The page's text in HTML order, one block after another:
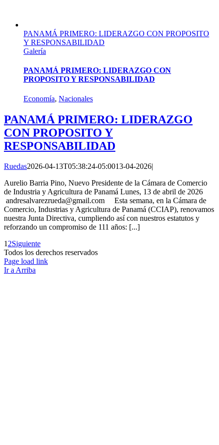
PANAMÁ PRIMERO: LIDERAZGO CON PROPOSITO
Y RESPONSABILIDAD
Galería
PANAMÁ PRIMERO: LIDERAZGO CON
PROPOSITO Y RESPONSABILIDAD
Economía, Nacionales
PANAMÁ PRIMERO: LIDERAZGO
CON PROPOSITO Y
RESPONSABILIDAD
Ruedas2026-04-13T05:38:24-05:0013-04-2026|
Aurelio Barria Pino, Nuevo Presidente de la Cámara de Comercio
de Industria y Agricultura de Panamá Lunes, 13 de abril de 2026
andresalvarezrueda@gmail.com Esta semana, en la Cámara de
Comercio, Industrias y Agricultura de Panamá (CCIAP), renovamos
nuestra Junta Directiva, cumpliendo así con nuestros estatutos y
reforzando un compromiso de 111 años: [...]
12Siguiente
Todos los derechos reservados
Page load link
Ir a Arriba